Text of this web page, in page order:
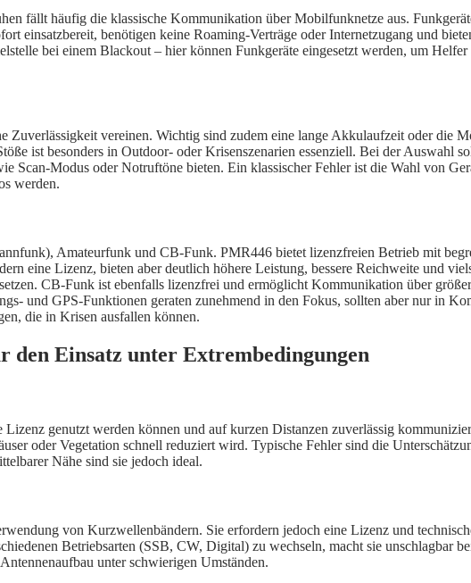
fällt häufig die klassische Kommunikation über Mobilfunknetze aus.
einsatzbereit, benötigen keine Roaming-Verträge oder Internetzugang und
bei einem Blackout – hier können Funkgeräte eingesetzt werden, um
Zuverlässigkeit vereinen. Wichtig sind zudem eine lange Akkulaufzeit oder die
ist besonders in Outdoor- oder Krisenszenarien essenziell. Bei der Auswahl
Scan-Modus oder Notruftöne bieten. Ein klassischer Fehler ist die Wahl von
werden.
Amateurfunk und CB-Funk. PMR446 bietet lizenzfreien Betrieb mit
eine Lizenz, bieten aber deutlich höhere Leistung, bessere Reichweite und
CB-Funk ist ebenfalls lizenzfrei und ermöglicht Kommunikation über
und GPS-Funktionen geraten zunehmend in den Fokus, sollten aber nur in
die in Krisen ausfallen können.
den Einsatz unter Extrembedingungen
genutzt werden können und auf kurzen Distanzen zuverlässig
oder Vegetation schnell reduziert wird. Typische Fehler sind die
Nähe sind sie jedoch ideal.
von Kurzwellenbändern. Sie erfordern jedoch eine Lizenz und
Betriebsarten (SSB, CW, Digital) zu wechseln, macht sie unschlagbar
unter schwierigen Umständen.